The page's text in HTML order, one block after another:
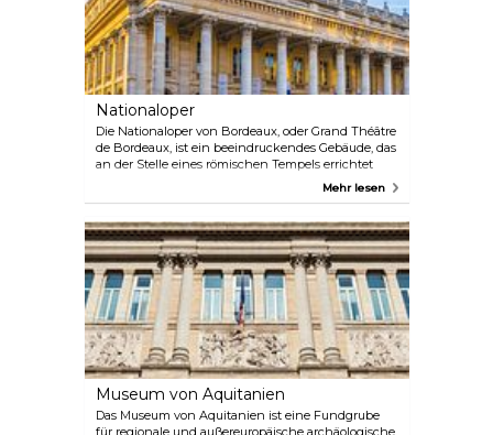
Nationaloper
Die Nationaloper von Bordeaux, oder Grand Théâtre
de Bordeaux, ist ein beeindruckendes Gebäude, das
an der Stelle eines römischen Tempels errichtet
wurde. Es wurde 1780 eingeweiht und bietet
Sitzplatzkategorie variieren. Mit 12 korinthischen
Säulen und einem prächtigen Auditorium mit
perfekter Akustik ist es ein geschichtsträchtiges
architektonisches Juwel – lassen Sie sich die
seltenen Führungen nicht entgehen, um diesen
französischen Schatz in vollen Zügen zu genießen.
Mehr lesen
Museum von Aquitanien
Das Museum von Aquitanien ist eine Fundgrube
für regionale und außereuropäische archäologische